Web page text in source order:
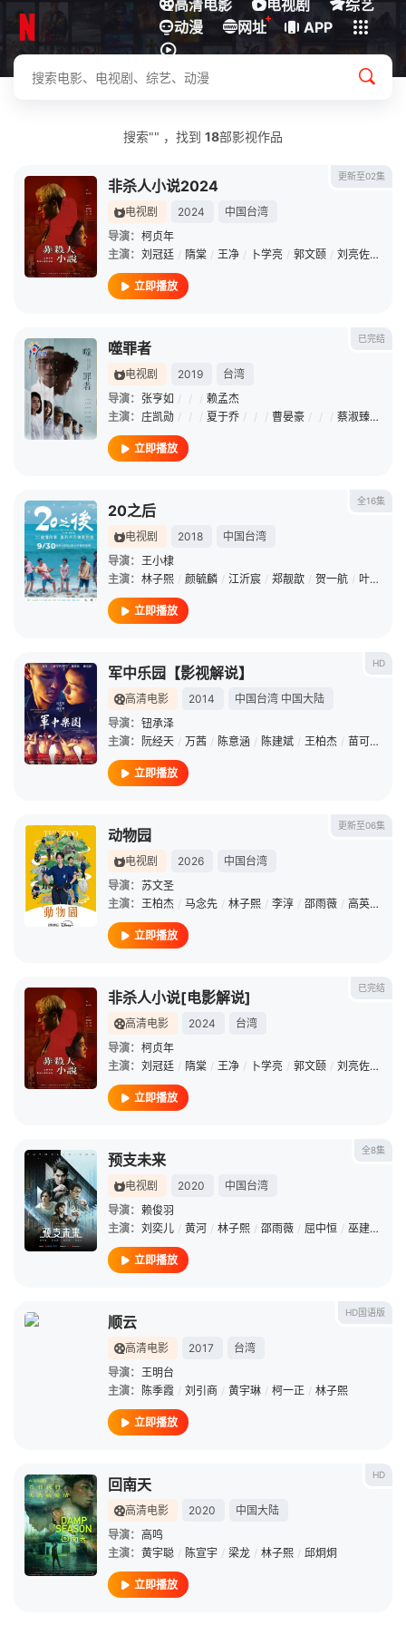
高清电影 电视剧
综艺
动漫
网址
+
APP
下载客户端
搜索"" ，找到 18部影视作品
更新至02集
非杀人小说2024
电视剧 2024
中国台湾
导演： 柯贞年
主演： 刘冠廷 / 隋棠 / 王净 / 卜学亮 / 郭文颐 / 刘亮佐 /
立即播放
已完结
噬罪者
电视剧 2019
台湾
导演： 张亨如 / / / 赖孟杰
主演： 庄凯勋 / / / 夏于乔 / / / 曹晏豪 / / / 蔡淑臻 /
立即播放
全16集
20之后
电视剧 2018
中国台湾
导演： 王小棣
主演： 林子熙 / 颜毓麟 / 江沂宸 / 郑靓歆 / 贺一航 / 叶慈毓
立即播放
HD
军中乐园【影视解说】
高清电影 2014 中国台湾 中国大陆
导演： 钮承泽
主演：
阮经天 / 万茜 / 陈意涵 / 陈建斌 / 王柏杰 / 苗可丽
立即播放
更新至06集
动物园
电视剧 2026
中国台湾
导演： 苏文圣
主演： 王柏杰 / 马念先 / 林子熙 / 李淳 / 邵雨薇 / 高英轩
立即播放
已完结
非杀人小说[电影解说]
高清电影 2024
台湾
导演： 柯贞年
主演： 刘冠廷 / 隋棠 / 王净 / 卜学亮 / 郭文颐 / 刘亮佐 /
立即播放
全8集
预支未来
电视剧 2020
中国台湾
导演： 赖俊羽
主演： 刘奕儿 / 黄河 / 林子熙 / 邵雨薇 / 屈中恒 / 巫建和
立即播放
HD国语版
顺云
高清电影 2017
台湾
导演： 王明台
主演：
陈季霞 / 刘引商 / 黄宇琳 / 柯一正 / 林子熙
立即播放
HD
回南天
高清电影 2020
中国大陆
导演： 高鸣
主演： 黄宇聪 / 陈宣宇 / 梁龙 / 林子熙 / 邱炯炯
立即播放